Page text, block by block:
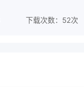
下载次数： 52次